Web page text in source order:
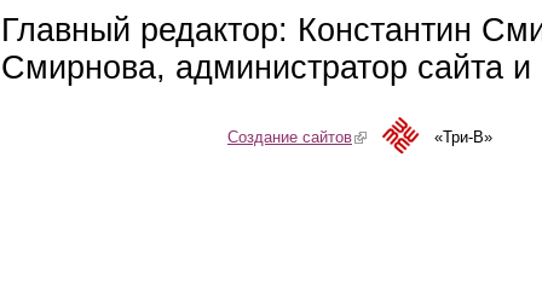
Главный редактор: Константин
Смирнова, администратор сайта
Создание сайтов(link is external)«Три-В»